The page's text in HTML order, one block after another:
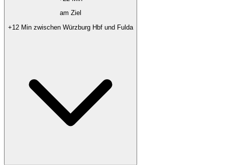
am Ziel
+12 Min zwischen Würzburg Hbf und Fulda